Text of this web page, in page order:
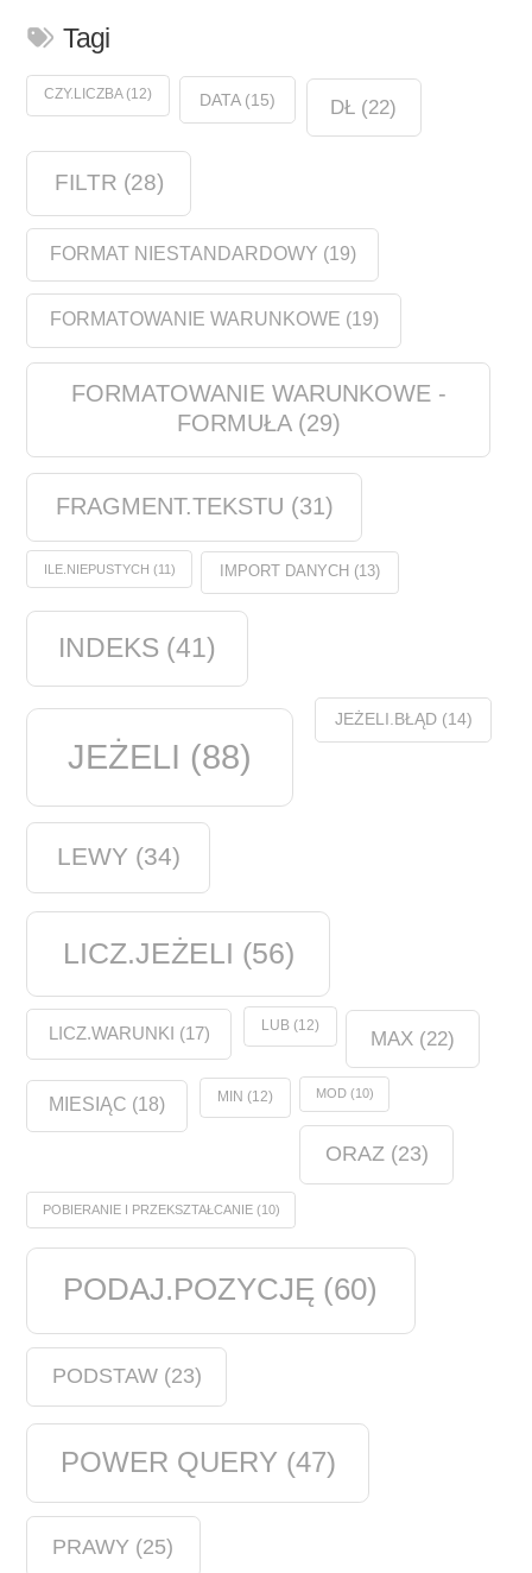
Tagi
CZY.LICZBA(12) DATA(15) DŁ (22)
FILTR (28)
FORMAT NIESTANDARDOWY (19)
FORMATOWANIE WARUNKOWE (19)
FORMATOWANIE WARUNKOWE -
FORMUŁA(29)
FRAGMENT.TEKSTU (31)
ILE.NIEPUSTYCH (11) IMPORT DANYCH (13)
INDEKS (41)
JEŻELI (88)
JEŻELI.BŁĄD(14)
LEWY (34)
LICZ.JEŻELI (56)
LICZ.WARUNKI (17) LUB(12)
MAX(22)
MIESIĄC (18) MIN (12) MOD(10)
ORAZ(23)
POBIERANIE I PRZEKSZTAŁCANIE(10)
PODAJ.POZYCJĘ (60)
PODSTAW(23)
POWER QUERY (47)
PRAWY (25)